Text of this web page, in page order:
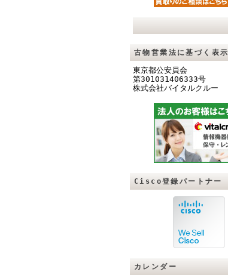
古物営業法に基づく表示
東京都公安員会
第301031406333号
株式会社バイタルクルー
Cisco登録パートナー
カレンダー